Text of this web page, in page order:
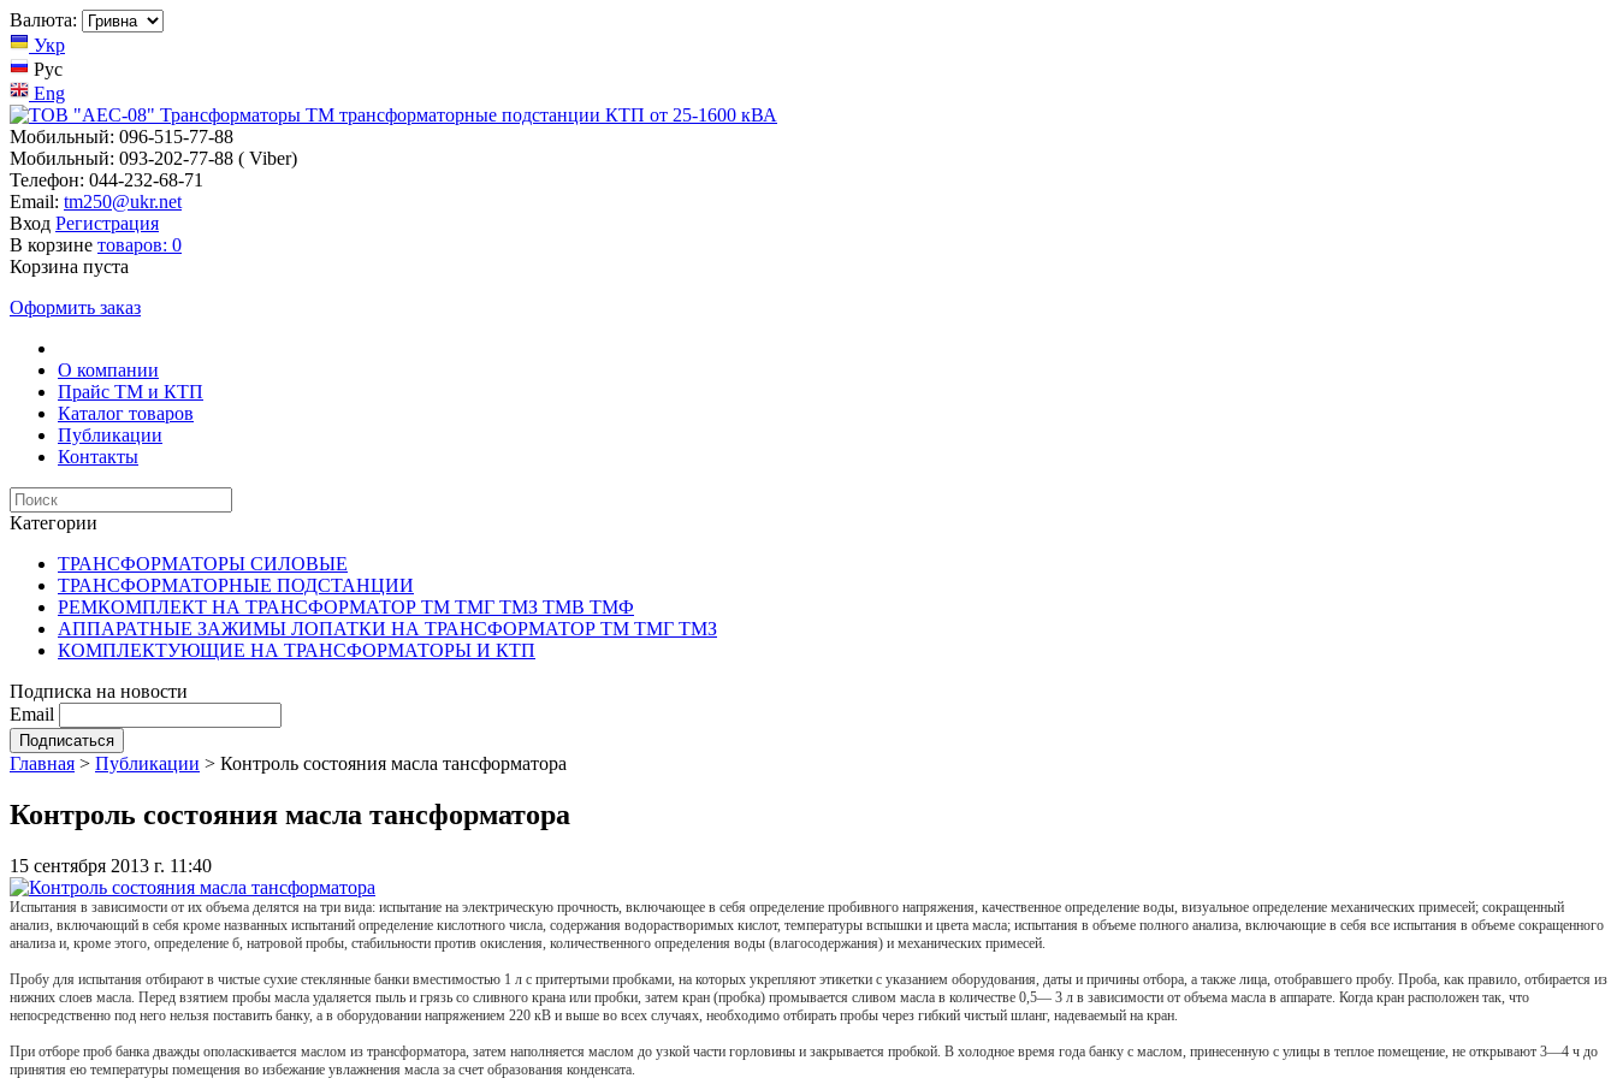
Валюта:
Укр
Рус
Eng
Мобильный: 096-515-77-88
Мобильный: 093-202-77-88 ( Viber)
Телефон: 044-232-68-71
Email: tm250@ukr.net
Вход Регистрация
В корзине товаров: 0
Корзина пуста
Оформить заказ
О компании
Прайс TM и КТП
Каталог товаров
Публикации
Контакты
Категории
ТРАНСФОРМАТОРЫ СИЛОВЫЕ
ТРАНСФОРМАТОРНЫЕ ПОДСТАНЦИИ
РЕМКОМПЛЕКТ НА ТРАНСФОРМАТОР ТМ ТМГ ТМЗ ТМВ ТМФ
АППАРАТНЫЕ ЗАЖИМЫ ЛОПАТКИ НА ТРАНСФОРМАТОР ТМ ТМГ ТМЗ
КОМПЛЕКТУЮЩИЕ НА ТРАНСФОРМАТОРЫ И КТП
Подписка на новости
Email
Главная > Публикации > Контроль состояния масла тансформатора
Контроль состояния масла тансформатора
15 сентября 2013 г. 11:40
Испытания в зависимости от их объема делятся на три вида: испытание на электрическую прочность, включающее в себя определение пробивного напряжения, качественное определение воды, визуальное определение механических примесей; сокращенный
анализ, включающий в себя кроме названных испытаний определение кислотного числа, содержания водорастворимых кислот, температуры вспышки и цвета масла; испытания в объеме полного анализа, включающие в себя все испытания в объеме сокращенного
анализа и, кроме этого, определение б, натровой пробы, стабильности против окисления, количественного определения воды (влагосодержания) и механических примесей.
Пробу для испытания отбирают в чистые сухие стеклянные банки вместимостью 1 л с притертыми пробками, на которых укрепляют этикетки с указанием оборудования, даты и причины отбора, а также лица, отобравшего пробу. Проба, как правило, отбирается из
нижних слоев масла. Перед взятием пробы масла удаляется пыль и грязь со сливного крана или пробки, затем кран (пробка) промывается сливом масла в количестве 0,5— 3 л в зависимости от объема масла в аппарате. Когда кран расположен так, что
непосредственно под него нельзя поставить банку, а в оборудовании напряжением 220 кВ и выше во всех случаях, необходимо отбирать пробы через гибкий чистый шланг, надеваемый на кран.
При отборе проб банка дважды ополаскивается маслом из трансформатора, затем наполняется маслом до узкой части горловины и закрывается пробкой. В холодное время года банку с маслом, принесенную с улицы в теплое помещение, не открывают 3—4 ч до
принятия ею температуры помещения во избежание увлажнения масла за счет образования конденсата.